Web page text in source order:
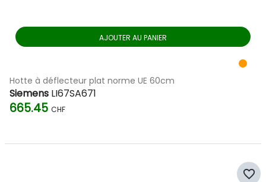
AJOUTER AU PANIER
Hotte à déflecteur plat norme UE 60cm
Siemens LI67SA671
665.45 CHF
favorite_border